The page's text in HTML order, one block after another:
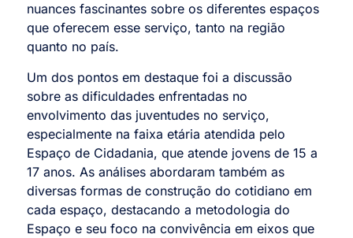
nuances fascinantes sobre os diferentes espaços
que oferecem esse serviço, tanto na região
quanto no país.
Um dos pontos em destaque foi a discussão
sobre as dificuldades enfrentadas no
envolvimento das juventudes no serviço,
especialmente na faixa etária atendida pelo
Espaço de Cidadania, que atende jovens de 15 a
17 anos. As análises abordaram também as
diversas formas de construção do cotidiano em
cada espaço, destacando a metodologia do
Espaço e seu foco na convivência em eixos que